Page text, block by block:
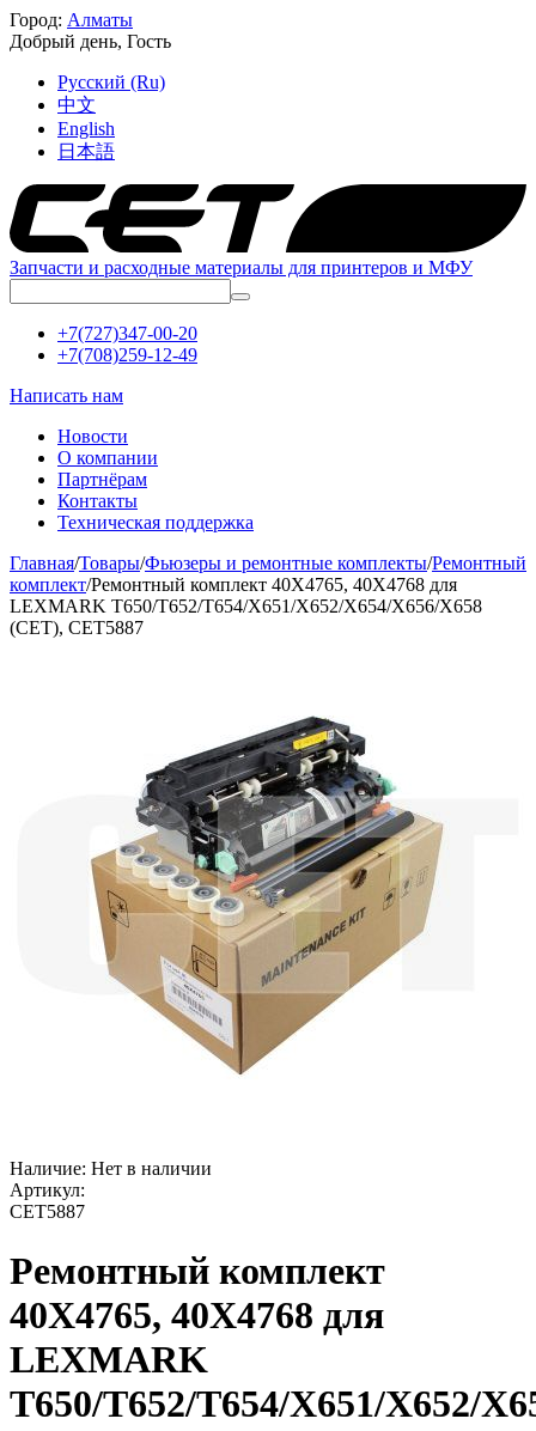
Город: Алматы
Добрый день, Гость
Русский (Ru)
中文
English
日本語
Запчасти и расходные материалы для принтеров и МФУ
+7(727)347-00-20
+7(708)259-12-49
Написать нам
Новости
О компании
Партнёрам
Контакты
Техническая поддержка
Главная/Товары/Фьюзеры и ремонтные комплекты/Ремонтный
комплект/Ремонтный комплект 40X4765, 40X4768 для
LEXMARK T650/T652/T654/X651/X652/X654/X656/X658
(CET), CET5887
Наличие: Нет в наличии
Артикул:
CET5887
Ремонтный комплект
40X4765, 40X4768 для
LEXMARK
T650/T652/T654/X651/X652/